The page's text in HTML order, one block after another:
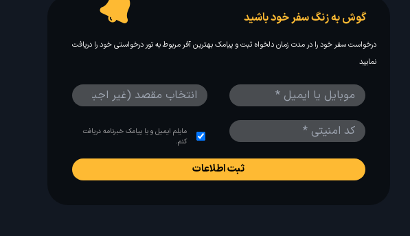
گوش به زنگ سفر خود باشید
درخواست سفر خود را در مدت زمان دلخواه ثبت و پیامک بهترین آفر مربوط به تور درخواستی خود را دریافت
نمایید
مایلم ایمیل و یا پیامک خبرنامه دریافت
کنم.